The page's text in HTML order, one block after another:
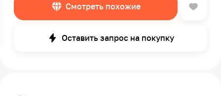
Смотреть похожие
Оставить запрос на покупку